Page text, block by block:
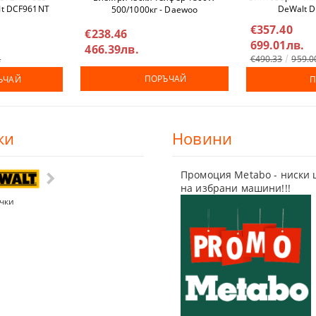
ЕЛЕКТРОИНСТРУМЕНТИ
DCF961NT
500/1000кг - Daewoo
€238.46
466.39лв.
ПОРЪЧАЙ
DeWalt
€357.40
699.01лв.
€490.33
Новини
Промоция Metabo - ниски
на избрани машини!!!